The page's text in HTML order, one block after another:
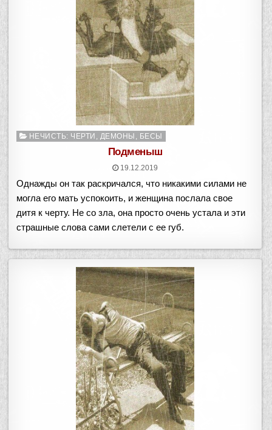
Опубликовано
НЕЧИСТЬ: ЧЕРТИ, ДЕМОНЫ, БЕСЫ
Подменыш
19.12.2019
Однажды он так раскричался, что никакими силами не
могла его мать успокоить, и женщина послала свое
дитя к черту. Не со зла, она просто очень устала и эти
страшные слова сами слетели с ее губ.